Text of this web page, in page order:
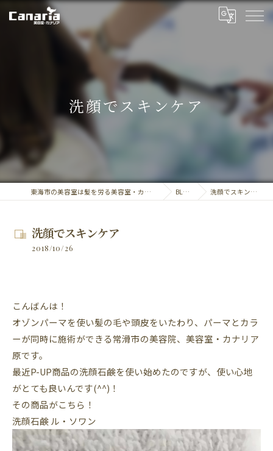
洗顔でスキンケア
東海市の美容室は髪を労る美容室・カナリア BLOG 洗顔でスキンケア
洗顔でスキンケア
2018/10/26
こんばんは！
オゾンパーマを使い髪の毛や頭皮をいたわり、パーマとカラ
ーが同時に施術ができる常滑市の美容院、美容室・カナリア
原です。
最近P-UP商品の洗顔石鹸を使い始めたのですが、使い心地
がとても良いんです(^^)！
その商品がこちら！
洗顔石鹸 ル・ソワン